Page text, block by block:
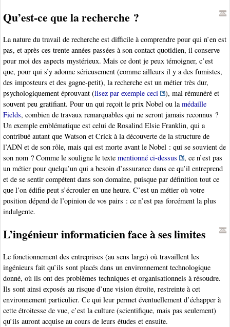
Qu’est-ce que la recherche ?
La nature du travail de recherche est difficile à comprendre pour qui n’en est
pas, et après ces trente années passées à son contact quotidien, il conserve
pour moi des aspects mystérieux. Mais ce dont je peux témoigner, c’est
que, pour qui s’y adonne sérieusement (comme ailleurs il y a des fumistes,
des imposteurs et des gagne-petit), la recherche est un métier très dur,
psychologiquement éprouvant (lisez par exemple ceci
), mal rémunéré et
souvent peu gratifiant. Pour un qui reçoit le prix Nobel ou lamédaille
Fields, combien de travaux remarquables qui ne seront jamais reconnus ?
Un exemple emblématique est celui de Rosalind Elsie Franklin, qui a
contribué autant que Watson et Crick à la découverte de la structure de
l’ADN et de son rôle, mais qui est morte avant le Nobel : qui se souvient de
son nom ? Comme le souligne le texte mentionné ci-dessus
, ce n’est pas
un métier pour quelqu’un qui a besoin d’assurance dans ce qu’il entreprend
et de se sentir compétent dans son domaine, puisque par définition tout ce
que l’on édifie peut s’écrouler en une heure. C’est un métier où votre
position dépend de l’opinion de vos pairs : ce n’est pas forcément la plus
indulgente.
L’ingénieur informaticien face à ses limites
Le fonctionnement des entreprises (au sens large) où travaillent les
ingénieurs fait qu’ils sont placés dans un environnement technologique
donné, où ils ont des problèmes techniques et organisationnels à résoudre.
Ils sont ainsi exposés au risque d’une vision étroite, restreinte à cet
environnement particulier. Ce qui leur permet éventuellement d’échapper à
cette étroitesse de vue, c’est la culture (scientifique, mais pas seulement)
qu’ils auront acquise au cours de leurs études et ensuite.